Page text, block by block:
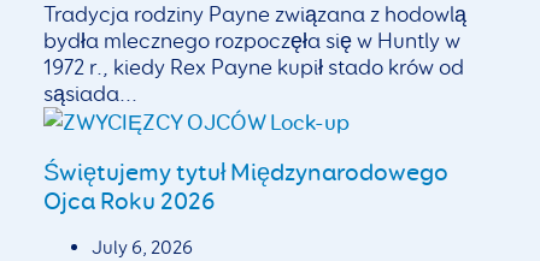
Tradycja rodziny Payne związana z hodowlą
bydła mlecznego rozpoczęła się w Huntly w
1972 r., kiedy Rex Payne kupił stado krów od
sąsiada...
Świętujemy tytuł Międzynarodowego
Ojca Roku 2026
July 6, 2026